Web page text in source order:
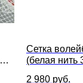
Сетка
(белая нить
2 980 руб.